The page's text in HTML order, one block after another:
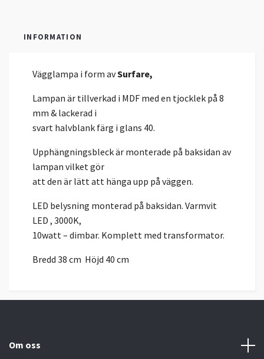
INFORMATION
Vägglampa i form avSurfare,
Lampan är tillverkad i MDF med en tjocklek på 8
mm & lackerad i
svart halvblank färg i glans 40.
Upphängningsbleck är monterade på baksidan av
lampan vilket gör
att den är lätt att hänga upp på väggen.
LED belysning monterad på baksidan. Varmvit
LED , 3000K,
10watt – dimbar. Komplett med transformator.
Bredd 38 cm Höjd 40 cm
Om oss